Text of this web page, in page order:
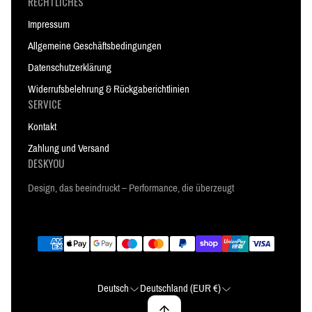
Impressum
Allgemeine Geschäftsbedingungen
Datenschutzerklärung
Widerrufsbelehrung & Rückgaberichtlinien
SERVICE
Kontakt
Zahlung und Versand
DESKYOU
Design, das beeindruckt – Performance, die überzeugt
Deutsch Deutschland (EUR €)